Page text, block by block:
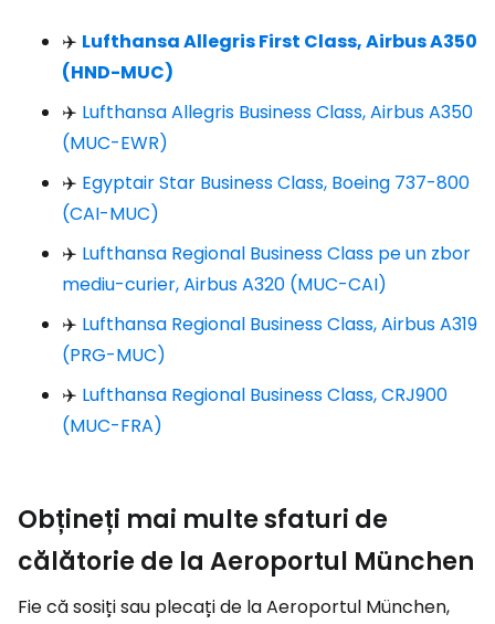
✈️ Lufthansa Allegris First Class, Airbus A350
(HND-MUC)
✈️ Lufthansa Allegris Business Class, Airbus A350
(MUC-EWR)
✈️ Egyptair Star Business Class, Boeing 737-800
(CAI-MUC)
✈️ Lufthansa Regional Business Class pe un zbor
mediu-curier, Airbus A320 (MUC-CAI)
✈️ Lufthansa Regional Business Class, Airbus A319
(PRG-MUC)
✈️ Lufthansa Regional Business Class, CRJ900
(MUC-FRA)
Obțineți mai multe sfaturi de
călătorie de la Aeroportul München
Fie că sosiți sau plecați de la Aeroportul München,